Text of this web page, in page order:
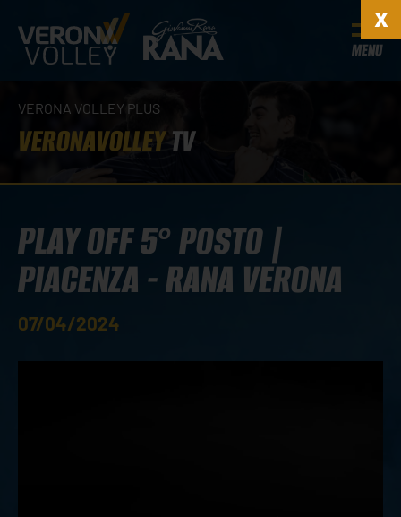
MENU
VERONA VOLLEY PLUS
VERONAVOLLEYTV
PLAY OFF 5° POSTO |
PIACENZA - RANA VERONA
07/04/2024